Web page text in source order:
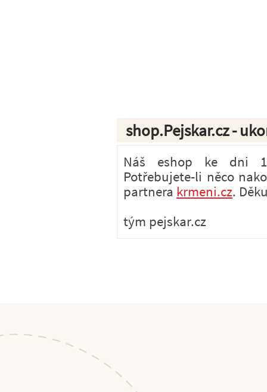
shop.Pejskar.cz -
Náš eshop ke dni
Potřebujete-li něco
partnera krmeni.cz.
tým pejskar.cz